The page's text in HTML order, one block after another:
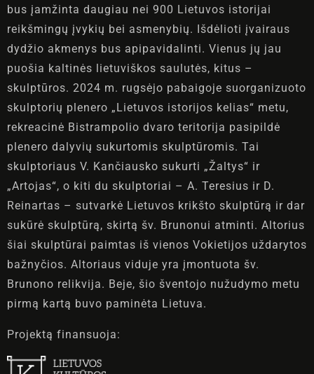
bus įamžinta daugiau nei 900 Lietuvos istorijai
reikšmingų įvykių bei asmenybių. Išdėlioti įvairaus
dydžio akmenys bus apipavidalinti. Vienus jų jau
puošia kaltinės lietuviškos saulutės, kitus –
skulptūros. 2024 m. rugsėjo pabaigoje suorganizuoto
skulptorių plenero „Lietuvos istorijos kelias“ metu,
rekreacinė Bistrampolio dvaro teritorija pasipildė
plenero dalyvių sukurtomis skulptūromis. Tai
skulptoriaus V. Kančiausko sukurti „Žaltys“ ir
„Artojas“, o kiti du skulptoriai – A. Teresius ir D.
Reinartas – sutvarkė Lietuvos krikšto skulptūrą ir dar
sukūrė skulptūrą, skirtą šv. Brunonui atminti. Altorius
šiai skulptūrai paimtas iš vienos Vokietijos uždarytos
bažnyčios. Altoriaus viduje yra įmontuota šv.
Brunono relikvija. Beje, šio šventojo nužudymo metu
pirmą kartą buvo paminėta Lietuva.
Projektą finansuoja: